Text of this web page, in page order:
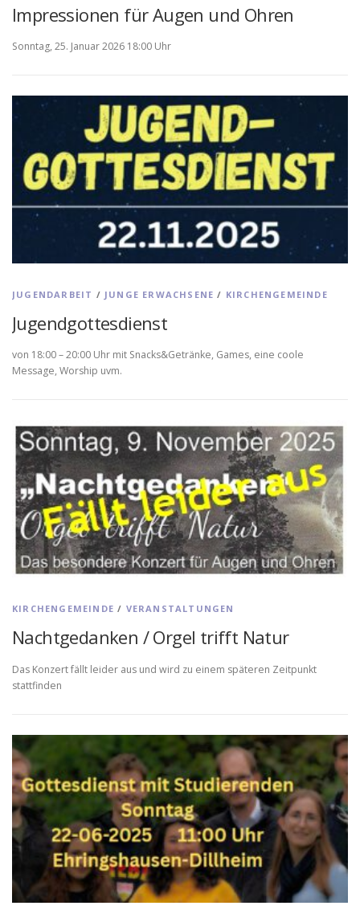
Impressionen für Augen und Ohren
Sonntag, 25. Januar 2026 18:00 Uhr
JUGENDARBEIT / JUNGE ERWACHSENE / KIRCHENGEMEINDE
Jugendgottesdienst
von 18:00 – 20:00 Uhr mit Snacks&Getränke, Games, eine coole
Message, Worship uvm.
KIRCHENGEMEINDE / VERANSTALTUNGEN
Nachtgedanken / Orgel trifft Natur
Das Konzert fällt leider aus und wird zu einem späteren Zeitpunkt
stattfinden